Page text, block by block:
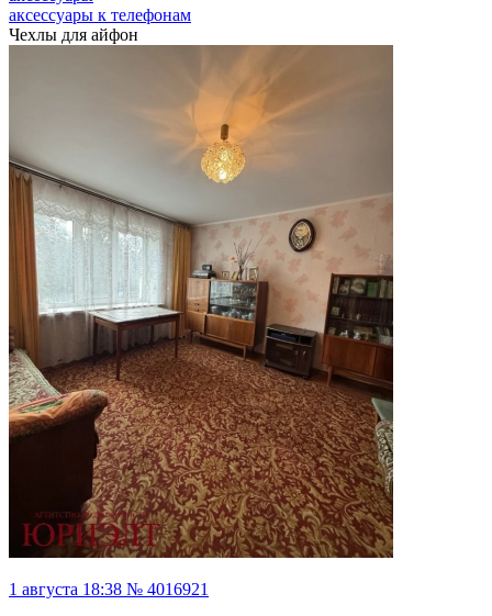
аксессуары к телефонам
Чехлы для айфон
1 августа 18:38 № 4016921